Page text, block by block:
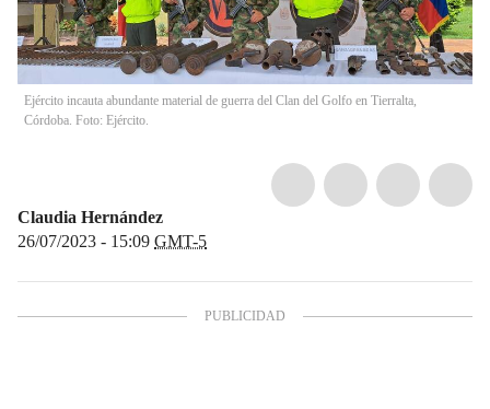
Ejército incauta abundante material de guerra del Clan del Golfo en Tierralta,
Córdoba. Foto: Ejército.
Claudia Hernández
26/07/2023 - 15:09 GMT-5